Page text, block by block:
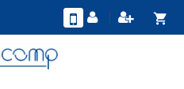
shopping_cart